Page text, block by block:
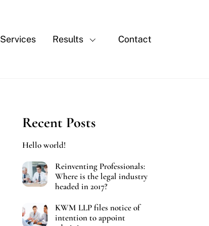
Services Results Contact
Recent Posts
Hello world!
Reinventing Professionals:
Where is the legal industry
headed in 2017?
KWM LLP files notice of
intention to appoint